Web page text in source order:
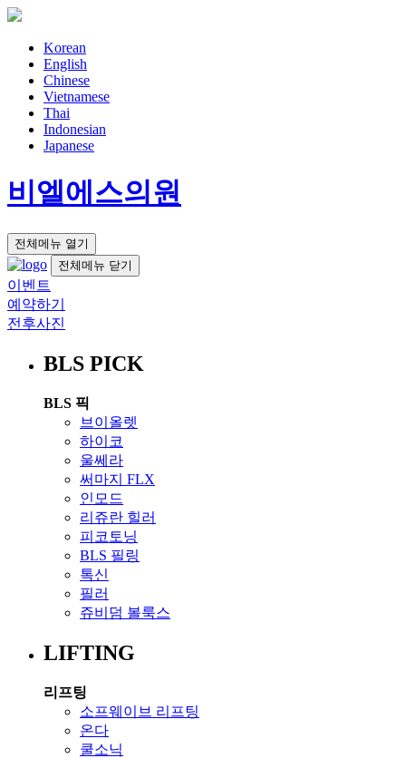
Korean
English
Chinese
Vietnamese
Thai
Indonesian
Japanese
비엘에스의원
전체메뉴 열기
전체메뉴 닫기
이벤트
예약하기
전후사진
BLS PICK
BLS 픽
브이올렛
하이코
울쎄라
써마지 FLX
인모드
리쥬란 힐러
피코토닝
BLS 필링
톡신
필러
쥬비덤 볼룩스
LIFTING
리프팅
소프웨이브 리프팅
온다
쿨소닉